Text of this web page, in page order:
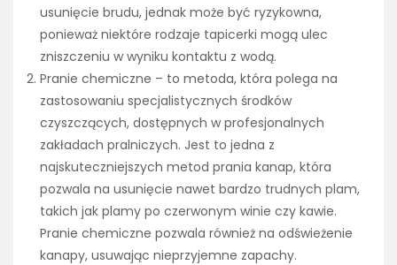
usunięcie brudu, jednak może być ryzykowna,
ponieważ niektóre rodzaje tapicerki mogą ulec
zniszczeniu w wyniku kontaktu z wodą.
Pranie chemiczne – to metoda, która polega na
zastosowaniu specjalistycznych środków
czyszczących, dostępnych w profesjonalnych
zakładach pralniczych. Jest to jedna z
najskuteczniejszych metod prania kanap, która
pozwala na usunięcie nawet bardzo trudnych plam,
takich jak plamy po czerwonym winie czy kawie.
Pranie chemiczne pozwala również na odświeżenie
kanapy, usuwając nieprzyjemne zapachy.